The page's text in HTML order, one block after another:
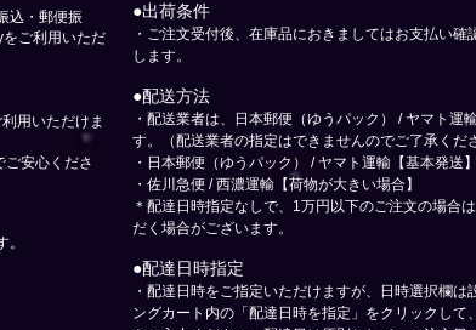
込・郵便振
ご利用いただ
用いただけま
ご安心くださ
●出荷条件
・ご注文受付後、在庫品におきましてはお支払い
します。
●配送方法
・配送業者は、日本郵便（ゆうパック） / ヤマト運
す。（配送業者の指定はできませんのでご了承くだ
・日本郵便（ゆうパック） / ヤマト運輸【基本発送】
・佐川急便 / 西濃運輸【荷物が大きい場合】
＊配達日時指定なしで、1万円以下のご注文の場合
だく場合がございます。
●配達日時指定
​・配達日時をご指定いただけますが、日時選択欄は
ングカート内の「配達日時を指定」をクリックして